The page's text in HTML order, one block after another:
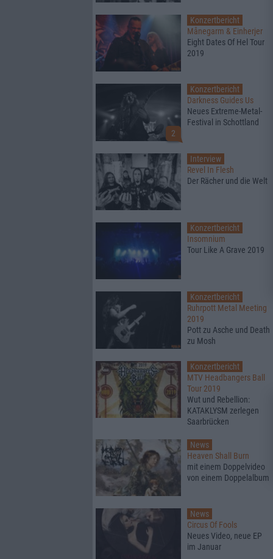
Konzertbericht
Månegarm & Einherjer
Eight Dates Of Hel Tour
2019
2
Konzertbericht
Darkness Guides Us
Neues Extreme-Metal-
Festival in Schottland
Interview
Revel In Flesh
Der Rächer und die Welt
Konzertbericht
Insomnium
Tour Like A Grave 2019
Konzertbericht
Ruhrpott Metal Meeting
2019
Pott zu Asche und Death
zu Mosh
Konzertbericht
MTV Headbangers Ball
Tour 2019
Wut und Rebellion:
KATAKLYSM zerlegen
Saarbrücken
News
Heaven Shall Burn
mit einem Doppelvideo
von einem Doppelalbum
News
Circus Of Fools
Neues Video, neue EP
im Januar